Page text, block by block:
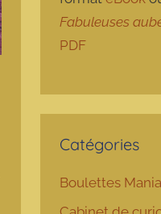
Fabuleuses
PDF
Catégories
Boulettes Mania